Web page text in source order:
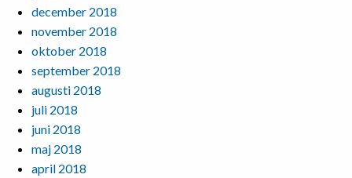
december 2018
november 2018
oktober 2018
september 2018
augusti 2018
juli 2018
juni 2018
maj 2018
april 2018